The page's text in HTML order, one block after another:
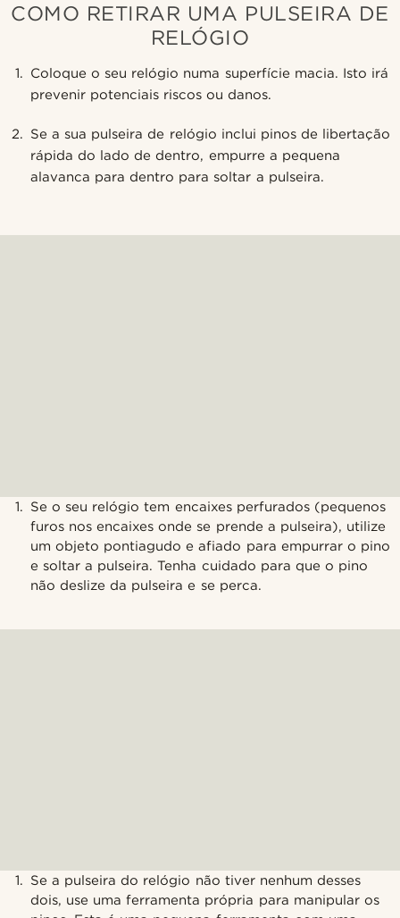
COMO RETIRAR UMA PULSEIRA DE
RELÓGIO
Coloque o seu relógio numa superfície macia. Isto irá
prevenir potenciais riscos ou danos.
Se a sua pulseira de relógio inclui pinos de libertação
rápida do lado de dentro, empurre a pequena
alavanca para dentro para soltar a pulseira.
Se o seu relógio tem encaixes perfurados (pequenos
furos nos encaixes onde se prende a pulseira), utilize
um objeto pontiagudo e afiado para empurrar o pino
e soltar a pulseira. Tenha cuidado para que o pino
não deslize da pulseira e se perca.
Se a pulseira do relógio não tiver nenhum desses
dois, use uma ferramenta própria para manipular os